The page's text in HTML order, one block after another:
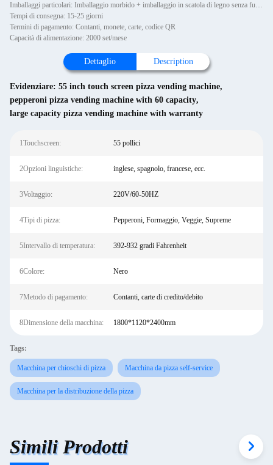
Imballaggi particolari: Imballaggio morbido + imballaggio in scatola di legno senza fumigazione
Tempi di consegna: 15-25 giorni
Termini di pagamento: Contanti, monete, carte, codice QR
Capacità di alimentazione: 2000 set/mese
Dettaglio Description
Evidenziare: 55 inch touch screen pizza vending machine,
pepperoni pizza vending machine with 60 capacity,
large capacity pizza vending machine with warranty
1Touchscreen: 55 pollici
2Opzioni linguistiche: inglese, spagnolo, francese, ecc.
3Voltaggio: 220V/60-50HZ
4Tipi di pizza: Pepperoni, Formaggio, Veggie, Supreme
5Intervallo di temperatura: 392-932 gradi Fahrenheit
6Colore: Nero
7Metodo di pagamento: Contanti, carte di credito/debito
8Dimensione della macchina: 1800*1120*2400mm
Tags:
Macchina per chioschi di pizza Macchina da pizza self-service
Macchina per la distribuzione della pizza
Simili Prodotti